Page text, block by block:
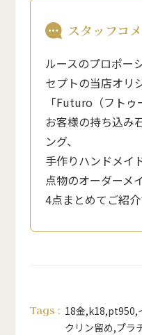
スタッフコ
ルースのプロポー
セプトの当店オリ
「Futuro（フトゥ
お客様の持ち込み
ング、
手作りハンドメイ
点物のオーダーメ
4点まとめてご紹
Tags : 18金,k18,pt950,
クリン留め,プラ